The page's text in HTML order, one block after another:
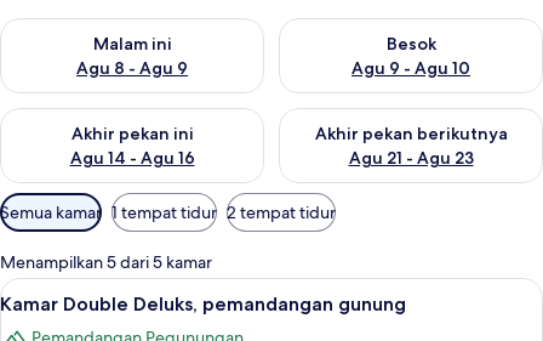
Malam ini
Agu 8 - Agu 9
Periksa ketersediaan untuk malam ini Agu 8 - Agu 9
Besok
Agu 9 - Agu 10
Periksa ketersediaan untuk
Akhir pekan ini
Agu 14 - Agu 16
Periksa ketersediaan untuk akhir pekan ini Agu 14 - Agu 16
Akhir pekan berikutnya
Agu 21 - Agu 23
Periksa ketersediaan untuk
Filter
tersedia
untuk
kamar
Semua kamar 1 tempat tidur 2 tempat tidur
Menampilkan 5 dari 5 kamar
Lihat
semua
Kamar Double Deluks,
10
Kamar Double Deluks, pemandangan gunung